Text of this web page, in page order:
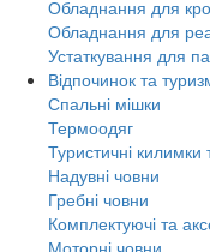
Обладнання для
Обладнання для
Устаткування для
Відпочинок та
Спальні мішки
Термоодяг
Туристичні килимки
Надувні човни
Гребні човни
Комплектуючі та
Моторні човни